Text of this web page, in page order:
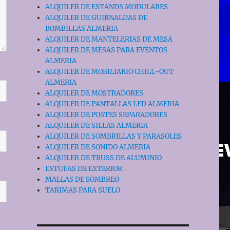
ALQUILER DE ESTANDS MODULARES
ALQUILER DE GUIRNALDAS DE
BOMBILLAS ALMERIA
ALQUILER DE MANTELERIAS DE MESA
ALQUILER DE MESAS PARA EVENTOS
ALMERIA
ALQUILER DE MOBILIARIO CHILL-OUT
ALMERIA
ALQUILER DE MOSTRADORES
ALQUILER DE PANTALLAS LED ALMERIA
ALQUILER DE POSTES SEPARADORES
ALQUILER DE SILLAS ALMERIA
ALQUILER DE SOMBRILLAS Y PARASOLES
ALQUILER DE SONIDO ALMERIA
ALQUILER DE TRUSS DE ALUMINIO
ESTUFAS DE EXTERIOR
MALLAS DE SOMBREO
TARIMAS PARA SUELO